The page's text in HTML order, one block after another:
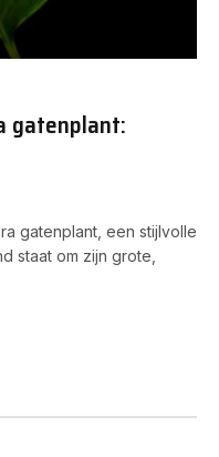
gatenplant:
gatenplant, een stijlvolle
staat om zijn grote,